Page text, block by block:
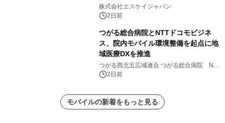
注販売開始
株式会社エスケイジャパン
2日前
つがる総合病院とNTTドコモビジネ
ス、院内モバイル環境整備を起点に地
域医療DXを推進
つがる西北五広域連合 つがる総合病院 NTT
ドコモビジネス株式会社
2日前
モバイルの新着をもっと見る